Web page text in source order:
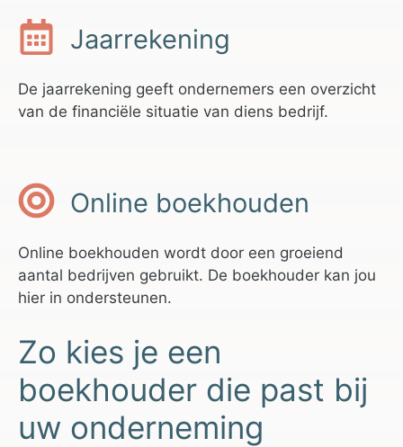
Jaarrekening
De jaarrekening geeft ondernemers een overzicht
van de financiële situatie van diens bedrijf.
Online boekhouden
Online boekhouden wordt door een groeiend
aantal bedrijven gebruikt. De boekhouder kan jou
hier in ondersteunen.
Zo kies je een
boekhouder die past bij
uw onderneming